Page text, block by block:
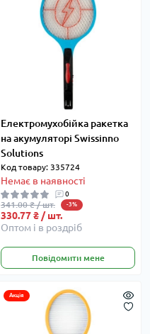
Електромухобійка ракетка
на акумуляторі Swissinno
Solutions
Код товару: 335724
Немає в наявності
0
341.00 ₴ / шт. -3%
330.77 ₴ / шт.
Оптом і в роздріб
Повідомити мене
Акція